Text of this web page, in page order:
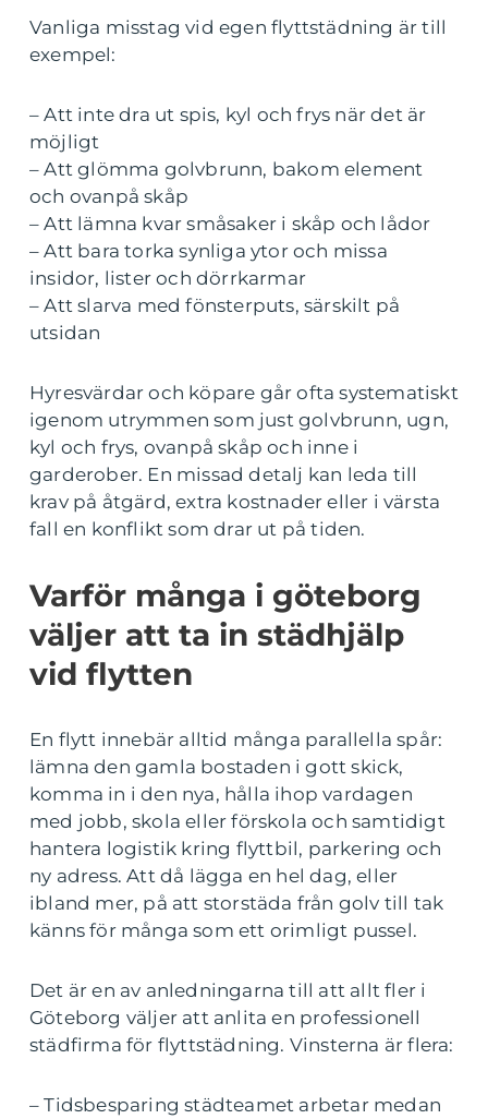
Vanliga misstag vid egen flyttstädning är till
exempel:
– Att inte dra ut spis, kyl och frys när det är
möjligt
– Att glömma golvbrunn, bakom element
och ovanpå skåp
– Att lämna kvar småsaker i skåp och lådor
– Att bara torka synliga ytor och missa
insidor, lister och dörrkarmar
– Att slarva med fönsterputs, särskilt på
utsidan
Hyresvärdar och köpare går ofta systematiskt
igenom utrymmen som just golvbrunn, ugn,
kyl och frys, ovanpå skåp och inne i
garderober. En missad detalj kan leda till
krav på åtgärd, extra kostnader eller i värsta
fall en konflikt som drar ut på tiden.
Varför många i göteborg
väljer att ta in städhjälp
vid flytten
En flytt innebär alltid många parallella spår:
lämna den gamla bostaden i gott skick,
komma in i den nya, hålla ihop vardagen
med jobb, skola eller förskola och samtidigt
hantera logistik kring flyttbil, parkering och
ny adress. Att då lägga en hel dag, eller
ibland mer, på att storstäda från golv till tak
känns för många som ett orimligt pussel.
Det är en av anledningarna till att allt fler i
Göteborg väljer att anlita en professionell
städfirma för flyttstädning. Vinsterna är flera:
– Tidsbesparing städteamet arbetar medan